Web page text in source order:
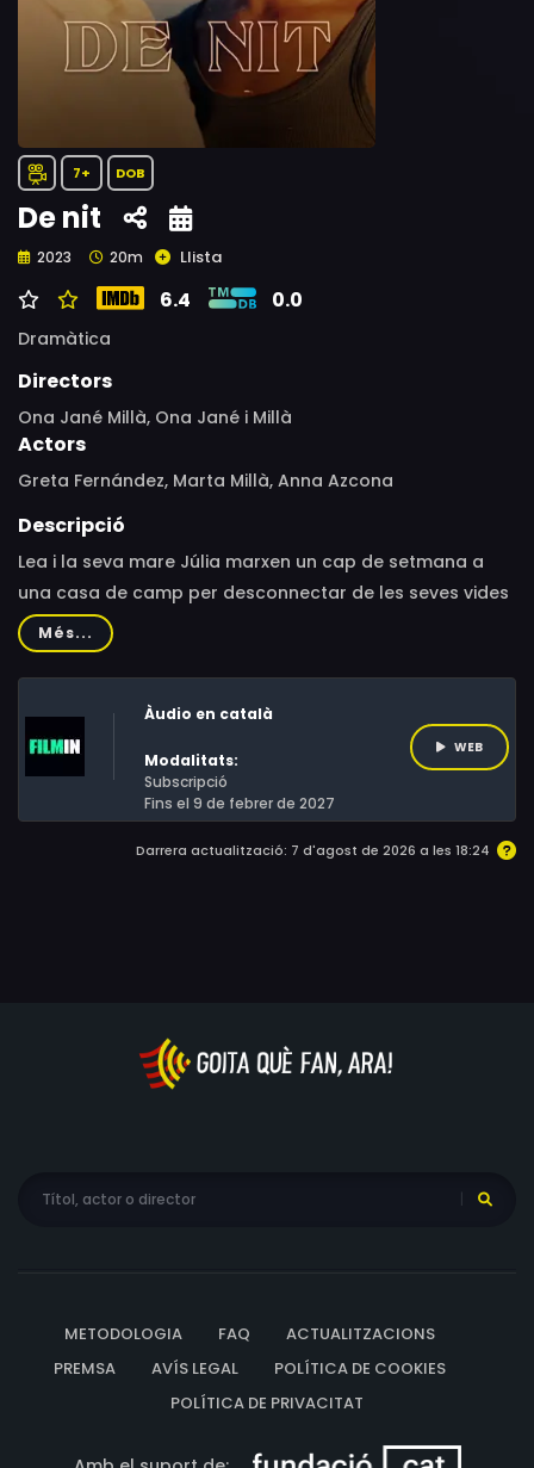
7+ DOB
De nit
2023 20m Llista
6.4 0.0
Dramàtica
Directors
Ona Jané Millà, Ona Jané i Millà
Actors
Greta Fernández, Marta Millà, Anna Azcona
Descripció
Lea i la seva mare Júlia marxen un cap de setmana a
una casa de camp per desconnectar de les seves vides
urbanes i atrafegades. L’eclipsi de lluna farà esclatar el
conflicte profund que les incomunica i les ajudarà a
retrobar-se.
Més...
Àudio en català
Modalitats:
Subscripció
Fins el 9 de febrer de 2027
WEB
Darrera actualització: 7 d'agost de 2026 a les 18:24
METODOLOGIA FAQ
ACTUALITZACIONS
PREMSA
AVÍS LEGAL
POLÍTICA DE COOKIES
POLÍTICA DE PRIVACITAT